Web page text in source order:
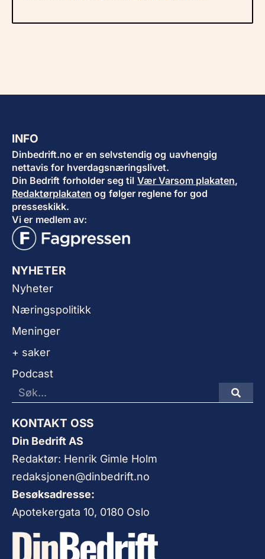
INFO
Dinbedrift.no er en selvstendig og uavhengig
nettavis for hverdagsnæringslivet.
Din Bedrift forholder seg til Vær Varsom plakaten,
Redaktørplakaten og følger reglene for god
presseskikk.
Vi er medlem av:
NYHETER
Nyheter
Næringspolitikk
Meninger
+ saker
Podcast
KONTAKT OSS
Din Bedrift AS
Redaktør: Henrik Gimle Holm
redaksjonen@dinbedrift.no
Besøksadresse:
Apotekergata 10, 0180 Oslo